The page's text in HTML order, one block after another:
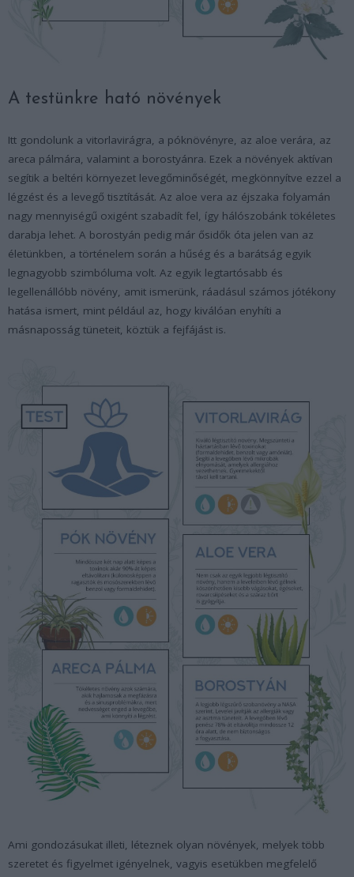
A testünkre ható növények
Itt gondolunk a vitorlavirágra, a póknövényre, az aloe verára, az
areca pálmára, valamint a borostyánra. Ezek a növények aktívan
segítik a beltéri környezet levegőminőségét, megkönnyítve ezzel a
légzést és a levegő tisztítását. Az aloe vera az éjszaka folyamán
nagy mennyiségű oxigént szabadít fel, így hálószobánk tökéletes
darabja lehet. A borostyán pedig már ősidők óta jelen van az
életünkben, a történelem során a hűség és a barátság egyik
legnagyobb szimbóluma volt. Az egyik legtartósabb és
legellenállóbb növény, amit ismerünk, ráadásul számos jótékony
hatása ismert, mint például az, hogy kiválóan enyhíti a
másnaposság tüneteit, köztük a fejfájást is.
Ami gondozásukat illeti, léteznek olyan növények, melyek több
szeretet és figyelmet igényelnek, vagyis esetükben megfelelő